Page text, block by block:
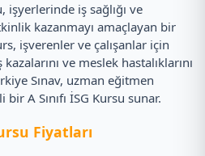
işyerlerinde iş sağlığı ve
kazanmayı amaçlayan bir
işverenler ve çalışanlar için
ve meslek hastalıklarını
Sınav, uzman eğitmen
A Sınıfı İSG Kursu sunar.
Fiyatları